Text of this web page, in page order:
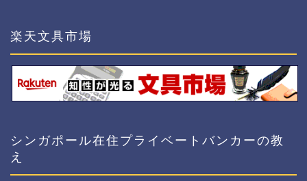
楽天文具市場
シンガポール在住プライベートバンカーの教
え